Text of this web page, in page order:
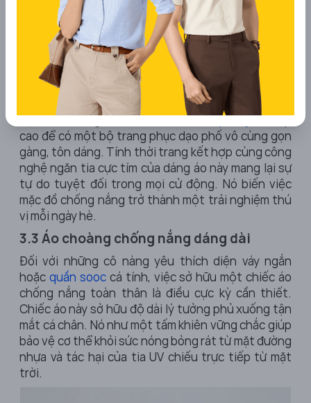
nắng nữ dáng Hoodie mang lại vẻ ngoài năng động.
Nó giống như một chiếc áo khoác thời trang sành
điệu của giới trẻ. Mẫu thiết kế này hoàn toàn xóa
tan định kiến về những bộ đồ chống nắng "ninja"
luộm thuộm, rườm rà trước đây.
Đặc biệt, form áo Hoodie rất dễ phối đồ. Bạn có thể
mặc nó bên ngoài áo thun basic vàquần jeancạp
cao để có một bộ trang phục dạo phố vô cùng gọn
gàng, tôn dáng. Tính thời trang kết hợp cùng công
nghệ ngăn tia cực tím của dáng áo này mang lại sự
tự do tuyệt đối trong mọi cử động. Nó biến việc
mặc đồ chống nắng trở thành một trải nghiệm thú
vị mỗi ngày hè.
3.3 Áo choàng chống nắng dáng dài
Đối với những cô nàng yêu thích diện váy ngắn
hoặc quần sooccá tính, việc sở hữu một chiếcáo
chống nắng toàn thân là điều cực kỳ cần thiết.
Chiếc áo này sở hữu độ dài lý tưởng phủ xuống tận
mắt cá chân. Nó như một tấm khiên vững chắc giúp
bảo vệ cơ thể khỏi sức nóng bỏng rát từ mặt đường
nhựa và tác hại của tia UV chiếu trực tiếp từ mặt
trời.